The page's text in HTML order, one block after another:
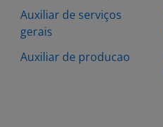
Auxiliar de serviços
gerais
Auxiliar de producao